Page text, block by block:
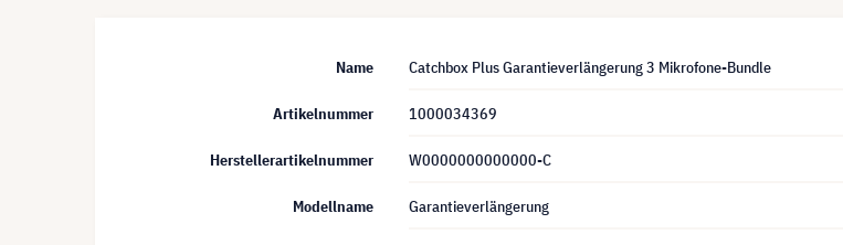
Name Catchbox Plus Garantieverlängerung 3 Mikrofone-Bundle
Artikelnummer 1000034369
Herstellerartikelnummer W0000000000000-C
Modellname Garantieverlängerung